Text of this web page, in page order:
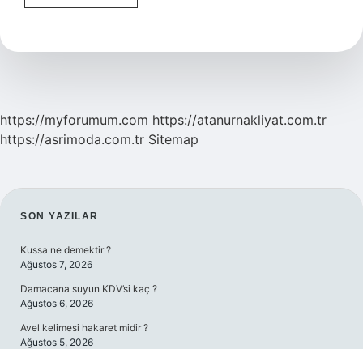
Yoncası
https://myforumum.com https://atanurnakliyat.com.tr
https://asrimoda.com.tr Sitemap
SIDEBAR
SON YAZILAR
Kussa ne demektir ?
Ağustos 7, 2026
Damacana suyun KDV’si kaç ?
Ağustos 6, 2026
Avel kelimesi hakaret midir ?
Ağustos 5, 2026